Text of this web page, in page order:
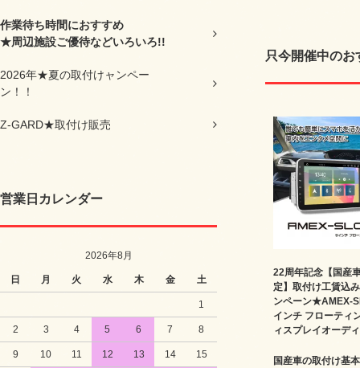
作業待ち時間におすすめ
★周辺施設ご優待などいろいろ!!
2026年★夏の取付けャンペー
ン！！
Z-GARD★取付け販売
営業日カレンダー
2026年8月
日 月 火 水 木 金 土
1
2 3 4 5 6 7 8
9 10 11 12 13 14 15
只今開催中のお
22周年記念【国産
定】取付け工賃込
ンペーン★AMEX-
インチ フローティ
ィスプレイオーデ
国産車の取付け基